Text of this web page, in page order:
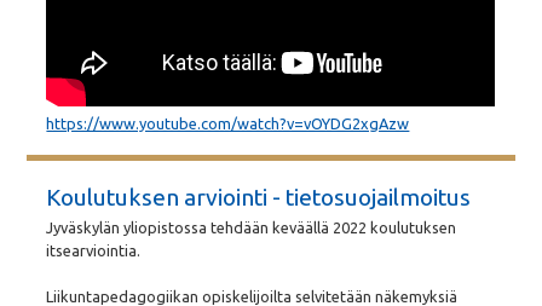
https://www.youtube.com/watch?v=vOYDG2xgAzw
Koulutuksen arviointi - tietosuojailmoitus
Jyväskylän yliopistossa tehdään keväällä 2022 koulutuksen
itsearviointia.
Liikuntapedagogiikan opiskelijoilta selvitetään näkemyksiä